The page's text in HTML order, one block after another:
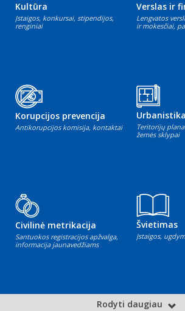
Kultūra
Įstaigos, konkursai, stipendijos,
renginiai
Verslas ir
Lengvatos
ir mokesčiai,
Korupcijos prevencija
Antikorupcijos komisija, kontaktai
Urbanistika
Teritorijų
žemės sklypai
Civilinė metrikacija
Santuokos registracijos apžvalga,
informacija jaunavedžiams
Švietimas
Įstaigos,
Rodyti daugiau